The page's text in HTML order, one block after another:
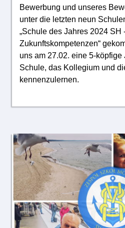
Bewerbung und unseres
unter die letzten neun
„Schule des Jahres 2024 SH
Zukunftskompetenzen“
uns am 27.02. eine 5-köpfige
Schule, das Kollegium und
kennenzulernen.